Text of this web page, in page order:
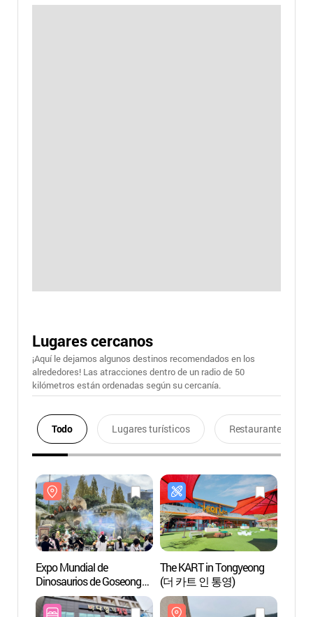
Lugares cercanos
¡Aquí le dejamos algunos destinos recomendados en los
alrededores! Las atracciones dentro de un radio de 50
kilómetros están ordenadas según su cercanía.
Todo Lugares turísticos Restaurantes
Expo Mundial de
Dinosaurios de Goseong
(경남고성공룡세계엑스
포)
The KART in Tongyeong
(더 카트 인 통영)